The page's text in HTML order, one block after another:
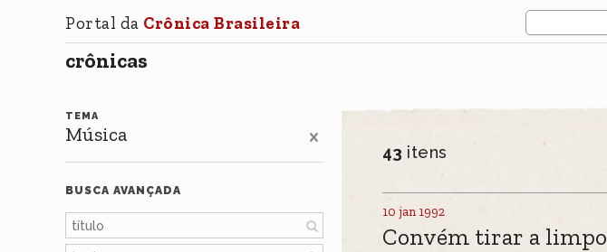
Portal da Crônica Brasileira
crônicas
TEMA
Música
BUSCA AVANÇADA
43 itens
10 jan 1992
Convém tirar a limpo